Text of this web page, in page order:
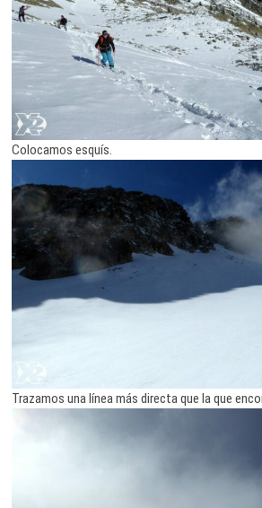
Colocamos esquís.
Trazamos una línea más directa que la que